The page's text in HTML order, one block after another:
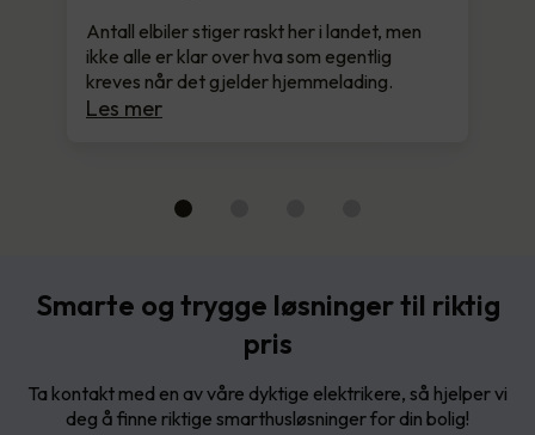
Antall elbiler stiger raskt her i landet, men
ikke alle er klar over hva som egentlig
kreves når det gjelder hjemmelading.
Les mer
Smarte og trygge løsninger til riktig
pris
Ta kontakt med en av våre dyktige elektrikere, så hjelper vi
deg å finne riktige smarthusløsninger for din bolig!